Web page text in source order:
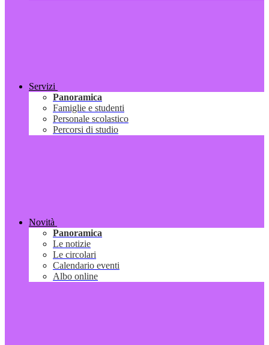
Servizi
Panoramica
Famiglie e studenti
Personale scolastico
Percorsi di studio
Novità
Panoramica
Le notizie
Le circolari
Calendario eventi
Albo online